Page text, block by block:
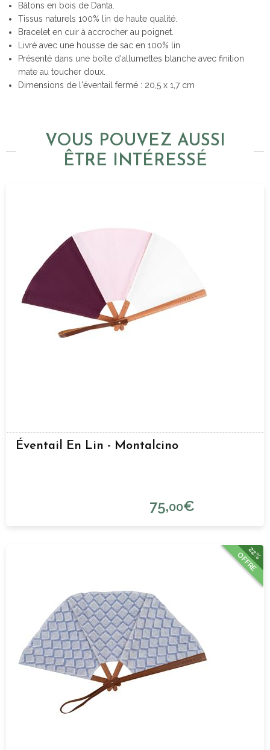
Bâtons en bois de Danta.
Tissus naturels 100% lin de haute qualité.
Bracelet en cuir à accrocher au poignet.
Livré avec une housse de sac en 100% lin
Présenté dans une boîte d'allumettes blanche avec finition
mate au toucher doux.
Dimensions de l'éventail fermé : 20,5 x 1,7 cm
VOUS POUVEZ AUSSI
ÊTRE INTÉRESSÉ
Éventail En Lin - Montalcino
75,00€
22%
OFFRE